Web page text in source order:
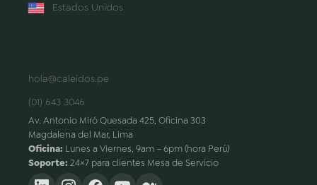
Estados Unidos
hola@caleidos.pe
(01) 643 3046
Av. Antonio Miró Quesada 425, Oficina 303
Magdalena del Mar, Lima
Oficina: Lunes a Viernes, 9am – 6pm (hora Perú)
Soporte: 24×7 para clientes Mesa de Servicio